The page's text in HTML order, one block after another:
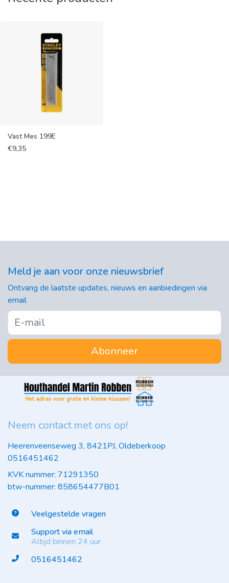
Vast Mes 199E
€9,35
Meld je aan voor onze nieuwsbrief
Ontvang de laatste updates, nieuws en aanbiedingen via
email
Abonneer
Neem contact met ons op!
Heerenveenseweg 3, 8421PJ, Oldeberkoop
0516451462
KVK nummer: 71291350
btw-nummer: 858654477B01
Veelgestelde vragen
Support via email
Altijd binnen 24 uur
0516451462